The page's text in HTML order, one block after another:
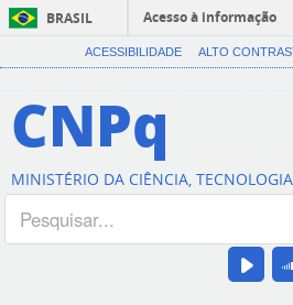
BRASIL
Acesso à informação
ACESSIBILIDADE ALTO
CNPq
MINISTÉRIO DA CIÊNCIA,